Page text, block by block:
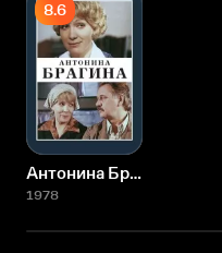
8.6
Антонина Брагина
1978